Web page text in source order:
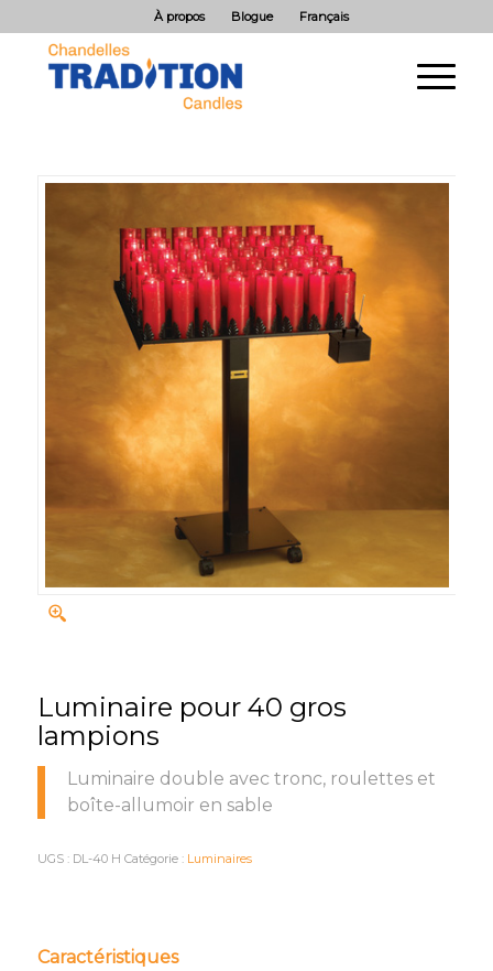
À propos Blogue Français
Luminaire pour 40 gros
lampions
Luminaire double avec tronc, roulettes et
boîte-allumoir en sable
UGS : DL-40 H Catégorie : Luminaires
Caractéristiques